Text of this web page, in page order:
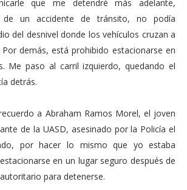
que me detendré más adelante,
un accidente de tránsito, no podía
del desnivel donde los vehículos cruzan a
Por demás, está prohibido estacionarse en
Me paso al carril izquierdo, quedando el
detrás.
a Abraham Ramos Morel, el joven
de la UASD, asesinado por la Policía el
por hacer lo mismo que yo estaba
en un lugar seguro después de
para detenerse.